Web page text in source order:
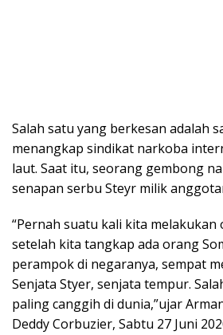
Salah satu yang berkesan adalah
menangkap sindikat narkoba
laut. Saat itu, seorang gembong
senapan serbu Steyr milik
“Pernah suatu kali kita melakukan
setelah kita tangkap ada orang
perampok di negaranya, sempat
Senjata Styer, senjata tempur.
paling canggih di dunia,”ujar
Deddy Corbuzier, Sabtu 27 Juni